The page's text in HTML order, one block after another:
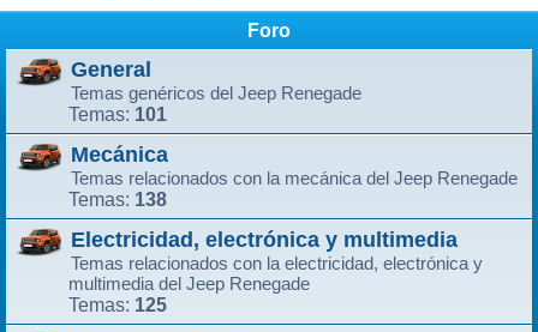
Foro
General
Temas genéricos del Jeep Renegade
Temas: 101
Mecánica
Temas relacionados con la mecánica del Jeep Renegade
Temas: 138
Electricidad, electrónica y multimedia
Temas relacionados con la electricidad, electrónica y
multimedia del Jeep Renegade
Temas: 125